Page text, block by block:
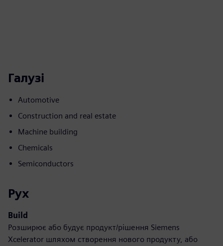
Галузі
Automotive
Construction and real estate
Machine building
Chemicals
Semiconductors
Рух
Build
Розширює або будує продукт/рішення Siemens
Xcelerator шляхом створення нового продукту, або